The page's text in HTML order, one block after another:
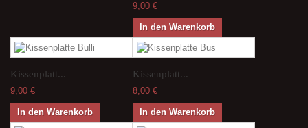
9,00 €
In den Warenkorb
Kissenplatt...
9,00 €
In den Warenkorb
Kissenplatt...
8,00 €
In den Warenkorb